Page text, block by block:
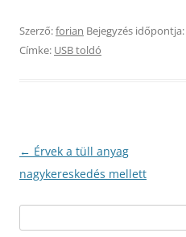
Szerző:forian Bejegyzés időpontja:
Címke: USB toldó
Bejegyzés
navigáció
← Érvek a tüll anyag
nagykereskedés mellett